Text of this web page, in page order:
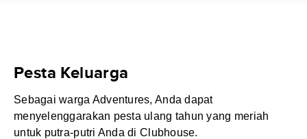
Pesta Keluarga
Sebagai warga Adventures, Anda dapat
menyelenggarakan pesta ulang tahun yang meriah
untuk putra-putri Anda di Clubhouse.